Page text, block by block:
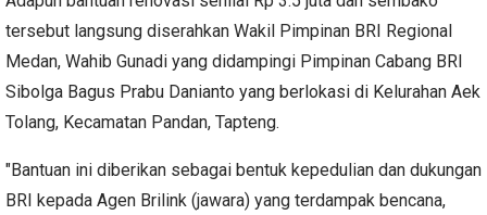
tersebut langsung diserahkan Wakil Pimpinan BRI Regional
Medan, Wahib Gunadi yang didampingi Pimpinan Cabang BRI
Sibolga Bagus Prabu Danianto yang berlokasi di Kelurahan Aek
Tolang, Kecamatan Pandan, Tapteng.
"Bantuan ini diberikan sebagai bentuk kepedulian dan dukungan
BRI kepada Agen Brilink (jawara) yang terdampak bencana,